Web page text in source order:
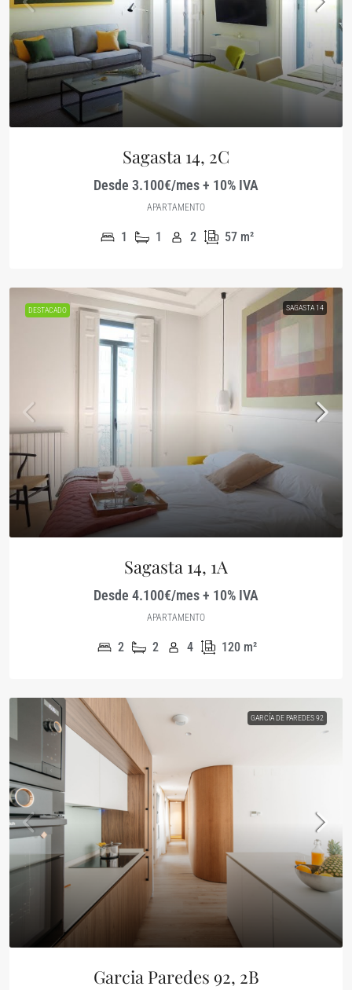
Sagasta 14, 2C
Desde 3.100€/mes + 10% IVA
APARTAMENTO
1 1 2 57 m²
DESTACADO SAGASTA 14
Sagasta 14, 1A
Desde 4.100€/mes + 10% IVA
APARTAMENTO
2 2 4 120 m²
GARCÍA DE PAREDES 92
Garcia Paredes 92, 2B